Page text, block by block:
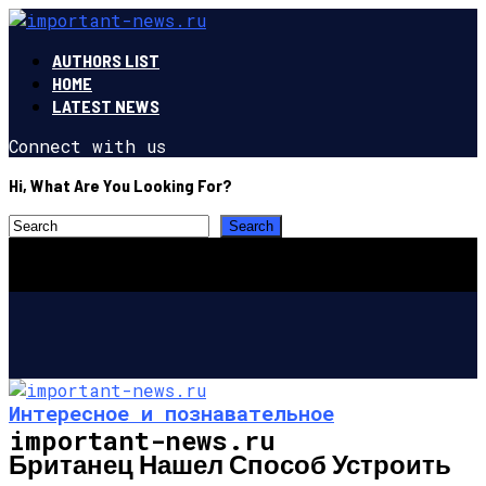
AUTHORS LIST
HOME
LATEST NEWS
Connect with us
Hi, What Are You Looking For?
important-news.ru
Интересное и познавательное
Британец Нашел Способ Устроить